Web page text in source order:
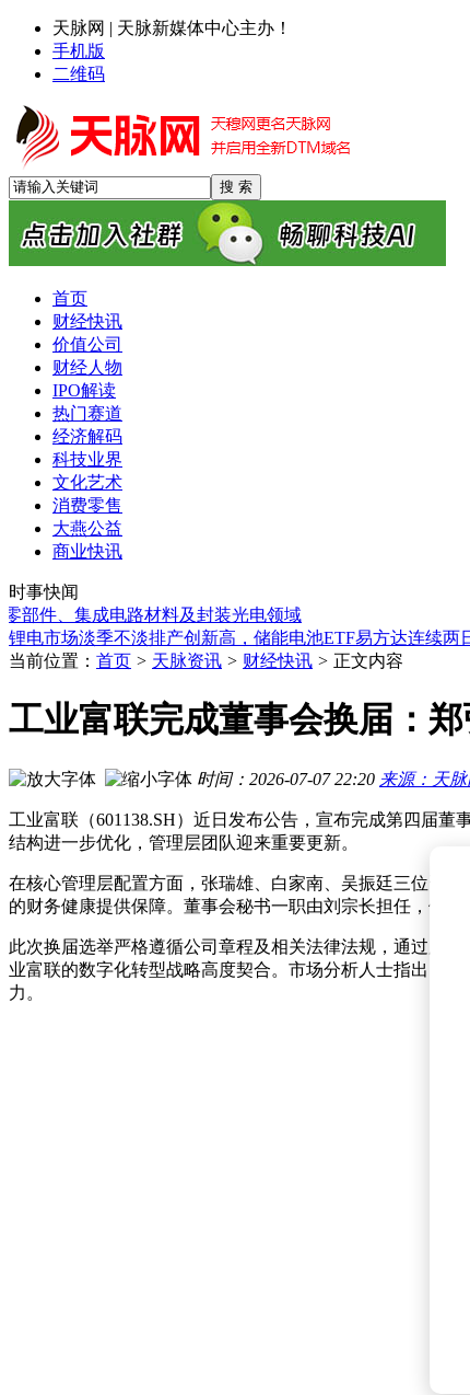
天脉网 | 天脉新媒体中心主办！
手机版
二维码
首页
财经快讯
价值公司
财经人物
IPO解读
热门赛道
经济解码
科技业界
文化艺术
消费零售
大燕公益
商业快讯
时事快闻
、集成电路材料及封装光电领域
福耀玻璃7月7日大宗交易成交315.68万股 成交价较收盘价溢
马斯克xAI更名SpaceXAI，SpaceX加码AI布局未来太空算力
越新科技冲刺北交所IPO：董事长濮坚锋会计起步 23岁掌舵
锂电市场淡季不淡排产创新高，储能电池ETF易方达连续两
半导体行业回暖！复旦微电半年净利预增超3倍，FPGA与车
江西铜业董事长郑高清因达法定退休年龄 辞去公司多项职务
雷军展示小米自研再生铝技术成果 获国内外权威鉴定填补
福耀玻璃7月7日大宗交易成交315.68万股 成交价较收盘价溢
当前位置： 首页 > 天脉资讯 > 财经快讯 > 正文内容
工业富联完成董事会换届：
时间：2026-07-07 22:20 来源：天
工业富联（601138.SH）近日发布公告，宣布完成第四届
结构进一步优化，管理层团队迎来重要更新。
在核心管理层配置方面，张瑞雄、白家南、吴振廷三位资
的财务健康提供保障。董事会秘书一职由刘宗长担任，他
此次换届选举严格遵循公司章程及相关法律法规，通过股
业富联的数字化转型战略高度契合。市场分析人士指出，
力。